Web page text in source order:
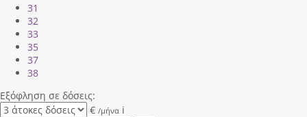
31
32
33
35
37
38
Εξόφληση σε δόσεις:
€ /μήνα i